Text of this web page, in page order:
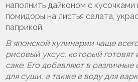
наполнить дайконом с
помидоры на листья салата,
паприкой.
В японской кулинарии чаще
рисовый уксус, который
саке. Его добавляют в
для суши, а также в воду для